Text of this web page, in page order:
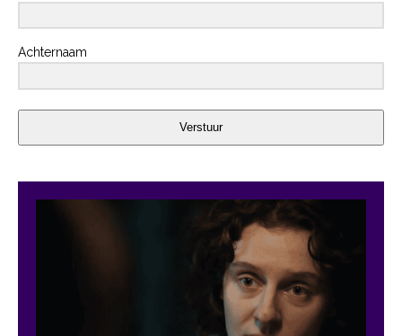
Achternaam
Verstuur